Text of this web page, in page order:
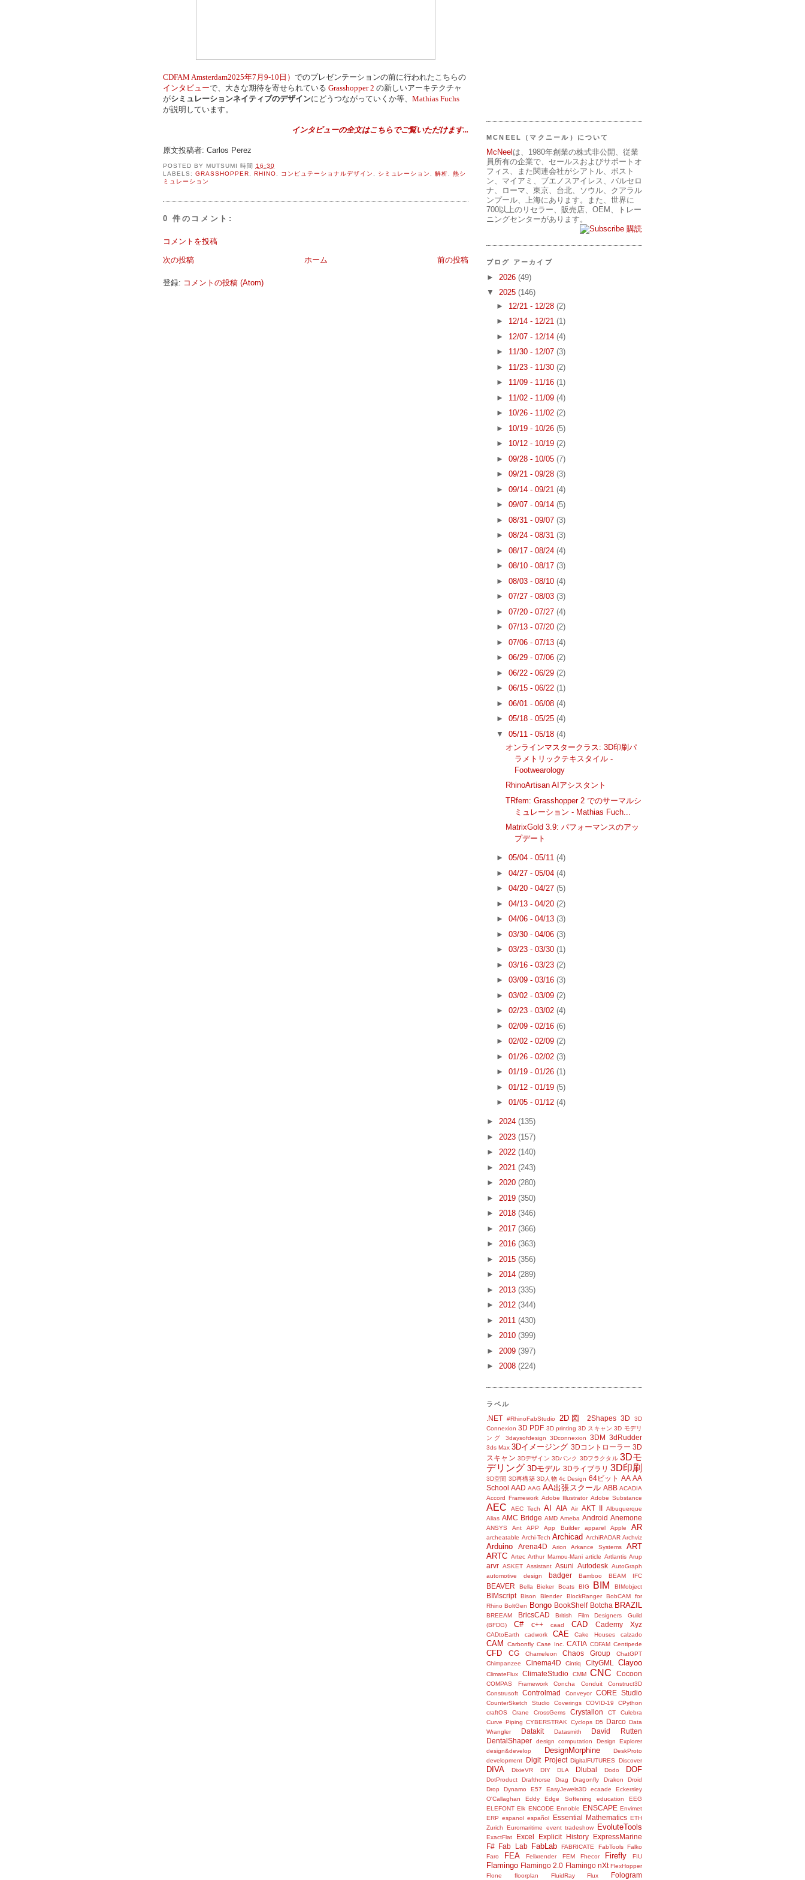
CDFAM Amsterdam2025年7月9-10日） でのプレゼンテーションの前に行われたこちらの
インタビューで、大きな期待を寄せられている Grasshopper 2 の新しいアーキテクチャ
がシミュレーションネイティブのデザインにどうつながっていくか等、 Mathias Fuchs
が説明しています。
インタビューの全文はこちらでご覧いただけます...
原文投稿者: Carlos Perez
POSTED BY MUTSUMI 時間
16:30
LABELS: GRASSHOPPER RHINO コンピュテーショナルデザイン シミュレーション ,解析 ,熱シ
ミュレーション
0 件のコメント:
コメントを投稿
次の投稿 前の投稿
ホーム
登録: コメントの投稿 (Atom)
MCNEEL（マクニール）について
McNeelは、1980年創業の株式非公開、従業
員所有の企業で、セールスおよびサポートオ
フィス、また関連会社がシアトル、ボスト
ン、マイアミ、ブエノスアイレス、バルセロ
ナ、ローマ、東京、台北、ソウル、クアラル
ンプール、上海にあります。また、世界に
700以上のリセラー、販売店、OEM、トレー
ニングセンターがあります。
購読
ブログ アーカイブ
► 2026 (49)
▼ 2025 (146)
► 12/21 - 12/28 (2)
► 12/14 - 12/21 (1)
► 12/07 - 12/14 (4)
► 11/30 - 12/07 (3)
► 11/23 - 11/30 (2)
► 11/09 - 11/16 (1)
► 11/02 - 11/09 (4)
► 10/26 - 11/02 (2)
► 10/19 - 10/26 (5)
► 10/12 - 10/19 (2)
► 09/28 - 10/05 (7)
► 09/21 - 09/28 (3)
► 09/14 - 09/21 (4)
► 09/07 - 09/14 (5)
► 08/31 - 09/07 (3)
► 08/24 - 08/31 (3)
► 08/17 - 08/24 (4)
► 08/10 - 08/17 (3)
► 08/03 - 08/10 (4)
► 07/27 - 08/03 (3)
► 07/20 - 07/27 (4)
► 07/13 - 07/20 (2)
► 07/06 - 07/13 (4)
► 06/29 - 07/06 (2)
► 06/22 - 06/29 (2)
► 06/15 - 06/22 (1)
► 06/01 - 06/08 (4)
► 05/18 - 05/25 (4)
▼ 05/11 - 05/18 (4)
オンラインマスタークラス: 3D印刷パ
ラメトリックテキスタイル -
Footwearology
RhinoArtisan AIアシスタント
TRfem: Grasshopper 2 でのサーマルシ
ミュレーション - Mathias Fuch...
MatrixGold 3.9: パフォーマンスのアッ
プデート
► 05/04 - 05/11 (4)
► 04/27 - 05/04 (4)
► 04/20 - 04/27 (5)
► 04/13 - 04/20 (2)
► 04/06 - 04/13 (3)
► 03/30 - 04/06 (3)
► 03/23 - 03/30 (1)
► 03/16 - 03/23 (2)
► 03/09 - 03/16 (3)
► 03/02 - 03/09 (2)
► 02/23 - 03/02 (4)
► 02/09 - 02/16 (6)
► 02/02 - 02/09 (2)
► 01/26 - 02/02 (3)
► 01/19 - 01/26 (1)
► 01/12 - 01/19 (5)
► 01/05 - 01/12 (4)
► 2024 (135)
► 2023 (157)
► 2022 (140)
► 2021 (243)
► 2020 (280)
► 2019 (350)
► 2018 (346)
► 2017 (366)
► 2016 (363)
► 2015 (356)
► 2014 (289)
► 2013 (335)
► 2012 (344)
► 2011 (430)
► 2010 (399)
► 2009 (397)
► 2008 (224)
ラベル
.NET #RhinoFabStudio 2D図 2Shapes 3D
3D
Connexion 3D PDF 3D printing 3D スキャン 3D モデリ
ング
3daysofdesign 3Dconnexion 3DM 3dRudder
3ds Max 3Dイメージング 3Dコントローラー 3D
スキャン 3Dデザイン 3Dバンク 3Dフラクタル 3Dモ
デリング 3Dモデル 3Dライブラリ 3D印刷
3D空間 3D再構築 3D人物 4c Design 64ビット AA AA
School AAD AAG AA出張スクール ABB ACADIA
Accord Framework Adobe Illustrator Adobe Substance
AEC AEC Tech AI AIA Air AKT II
Albuquerque
Alias AMC Bridge AMD Ameba Android Anemone
ANSYS Ant APP App Builder apparel Apple AR
archeatable Archi-Tech Archicad ArchiRADAR Archviz
Arduino Arena4D Arion Arkance Systems
ART
ARTC Artec Arthur Mamou-Mani article Artlantis Arup
arvr ASKET Assistant Asuni Autodesk AutoGraph
automotive design
badger Bamboo BEAM IFC
BEAVER Bella Bieker Boats BIG BIM BIMobject
BIMscript Bison Blender BlockRanger
BobCAM for
Rhino BoltGen Bongo BookShelf Botcha BRAZIL
BREEAM BricsCAD
British Film Designers Guild
(BFDG)
C# c++ caad CAD Cademy Xyz
CADtoEarth cadwork CAE Cake Houses calzado
CAM Carbonfly Case Inc. CATIA CDFAM Centipede
CFD CG Chameleon Chaos Group
ChatGPT
Chimpanzee
Cinema4D Cintiq CityGML Clayoo
ClimateFlux ClimateStudio CMM CNC Cocoon
COMPAS Framework Concha Conduit
Construct3D
Construsoft
Controlmad Conveyor CORE Studio
CounterSketch Studio Coverings COVID-19
CPython
craftOS
Crane CrossGems Crystallon CT
Culebra
Curve Piping CYBERSTRAK Cyclops D5 Darco Data
Wrangler
Datakit Datasmith
David Rutten
DentalShaper
design computation
Design Explorer
design&develop
DesignMorphine
DeskProto
development
Digit Project DigitalFUTURES Discover
DIVA DixieVR DIY DLA Dlubal Dodo DOF
DotProduct Drafthorse Drag Dragonfly Drakon
Droid
Drop
Dynamo E57 EasyJewels3D ecaade
Eckersley
O'Callaghan
Eddy Edge Softening education
EEG
ELEFONT Elk ENCODE Ennoble ENSCAPE Envimet
ERP espanol español Essential Mathematics ETH
Zurich
Euromaritime event tradeshow EvoluteTools
ExactFlat Excel Explicit History
ExpressMarine
F#
Fab Lab FabLab FABRICATE FabTools Falko
Faro
FEA Felixrender FEM Fhecor Firefly FIU
Flamingo Flamingo 2.0 Flamingo nXt FlexHopper
Flone
floorplan FluidRay Flux Fologram